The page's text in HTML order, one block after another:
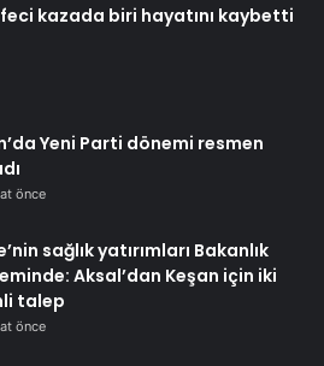
feci kazada biri hayatını kaybetti
Yeni Parti dönemi resmen
önce
sağlık yatırımları Bakanlık
Aksal’dan Keşan için iki
talep
önce